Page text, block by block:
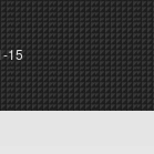
15